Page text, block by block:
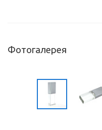
Фотогалерея